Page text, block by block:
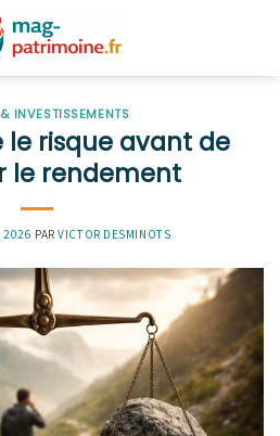
INVESTISSEMENTS
risque avant de
le rendement
2026 PARVICTOR DESMINOTS